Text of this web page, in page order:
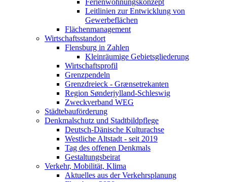
Ferienwohnungskonzept
Leitlinien zur Entwicklung von
Gewerbeflächen
Flächenmanagement
Wirtschaftsstandort
Flensburg in Zahlen
Kleinräumige Gebietsgliederung
Wirtschaftsprofil
Grenzpendeln
Grenzdreieck - Grænsetrekanten
Region Sønderjylland-Schleswig
Zweckverband WEG
Städtebauförderung
Denkmalschutz und Stadtbildpflege
Deutsch-Dänische Kulturachse
Westliche Altstadt - seit 2019
Tag des offenen Denkmals
Gestaltungsbeirat
Verkehr, Mobilität, Klima
Aktuelles aus der Verkehrsplanung